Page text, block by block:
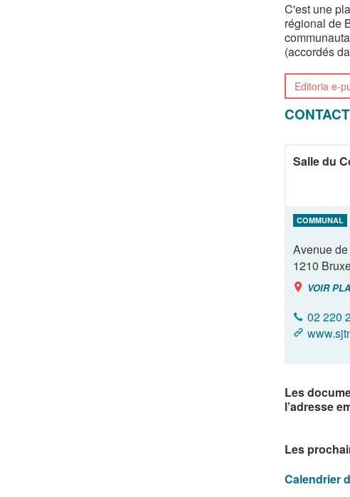
C'est une
régional de
(accordés
Editoria e-
CONTACT
Salle du
COMMUNAL
Avenue
1210
VOIR
02 220
Les
l’adresse
Les
Calendrier